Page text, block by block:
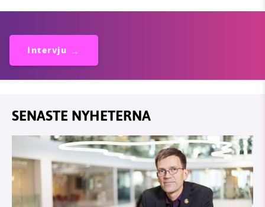
Intervju
SENASTE NYHETERNA